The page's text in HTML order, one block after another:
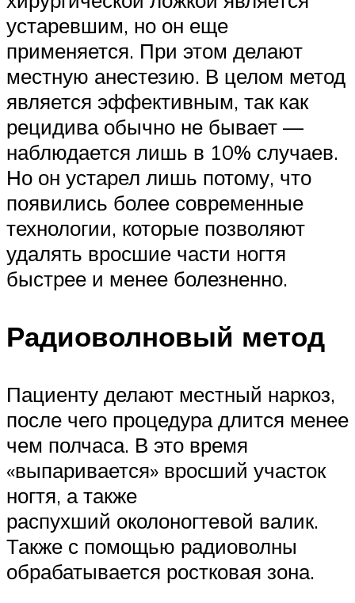
устаревшим, но он еще
применяется. При этом делают
местную анестезию. В целом метод
является эффективным, так как
рецидива обычно не бывает —
наблюдается лишь в 10% случаев.
Но он устарел лишь потому, что
появились более современные
технологии, которые позволяют
удалять вросшие части ногтя
быстрее и менее болезненно.
Радиоволновый метод
Пациенту делают местный наркоз,
после чего процедура длится менее
чем полчаса. В это время
«выпаривается» вросший участок
ногтя, а также
распухший околоногтевой валик.
Также с помощью радиоволны
обрабатывается ростковая зона.